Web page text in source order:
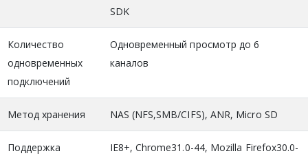
SDK
Количество
одновременных
подключений
Одновременный просмотр до 6
каналов
Метод хранения NAS (NFS,SMB/CIFS), ANR, Micro SD
Поддержка
IE8+, Chrome31.0-44, Mozilla Firefox30.0-